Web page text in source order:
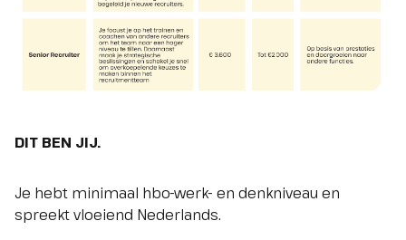
DIT BEN JIJ.
Je hebt minimaal hbo-werk- en denkniveau en
spreekt vloeiend Nederlands.